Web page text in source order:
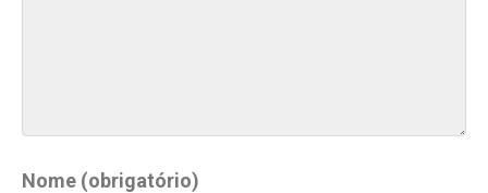
Nome (obrigatório)